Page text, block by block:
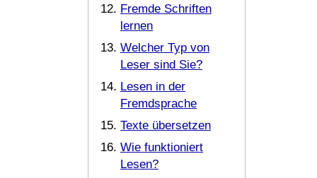
Fremde Schriften
lernen
Welcher Typ von
Leser sind Sie?
Lesen in der
Fremdsprache
Texte übersetzen
Wie funktioniert
Lesen?